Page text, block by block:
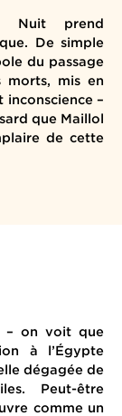
Nuit prend
De simple
du passage
morts, mis en
inconscience –
que Maillol
de cette
– on voit que
à l’Égypte
dégagée de
Peut-être
comme un